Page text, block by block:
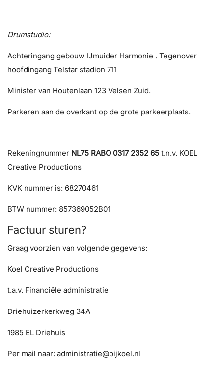
Drumstudio:
Achteringang gebouw IJmuider Harmonie . Tegenover
hoofdingang Telstar stadion 711
Minister van Houtenlaan 123 Velsen Zuid.
Parkeren aan de overkant op de grote parkeerplaats.
Rekeningnummer NL75 RABO 0317 2352 65 t.n.v. KOEL
Creative Productions
KVK nummer is: 68270461
BTW nummer: 857369052B01
Factuur sturen?
Graag voorzien van volgende gegevens:
Koel Creative Productions
t.a.v. Financiële administratie
Driehuizerkerkweg 34A
1985 EL Driehuis
Per mail naar: administratie@bijkoel.nl